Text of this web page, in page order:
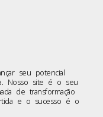
seu potencial
Nosso site é o seu
de transformação
e o sucesso é o